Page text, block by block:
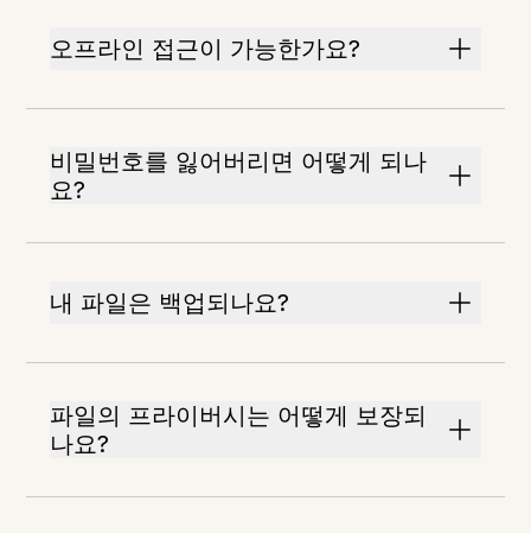
오프라인 접근이 가능한가요?
비밀번호를 잃어버리면 어떻게 되나
요?
내 파일은 백업되나요?
파일의 프라이버시는 어떻게 보장되
나요?